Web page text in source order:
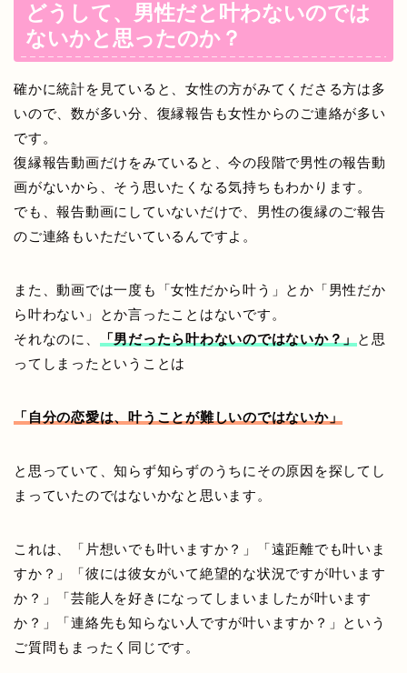
どうして、男性だと叶わないのでは
ないかと思ったのか？
確かに統計を見ていると、女性の方がみてくださる方は多
いので、数が多い分、復縁報告も女性からのご連絡が多い
です。
復縁報告動画だけをみていると、今の段階で男性の報告動
画がないから、そう思いたくなる気持ちもわかります。
でも、報告動画にしていないだけで、男性の復縁のご報告
のご連絡もいただいているんですよ。
また、動画では一度も「女性だから叶う」とか「男性だか
ら叶わない」とか言ったことはないです。
それなのに、
「男だったら叶わないのではないか？」
と思
ってしまったということは
「自分の恋愛は、叶うことが難しいのではないか」
と思っていて、知らず知らずのうちにその原因を探してし
まっていたのではないかなと思います。
これは、「片想いでも叶いますか？」「遠距離でも叶いま
すか？」「彼には彼女がいて絶望的な状況ですが叶います
か？」「芸能人を好きになってしまいましたが叶います
か？」「連絡先も知らない人ですが叶いますか？」という
ご質問もまったく同じです。